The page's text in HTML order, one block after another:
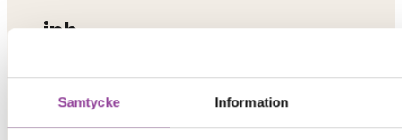
Samtycke Information
iph
xia
xiaomi